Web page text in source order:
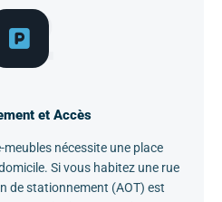
et Accès
nécessite une place
Si vous habitez une rue
de stationnement (AOT) est